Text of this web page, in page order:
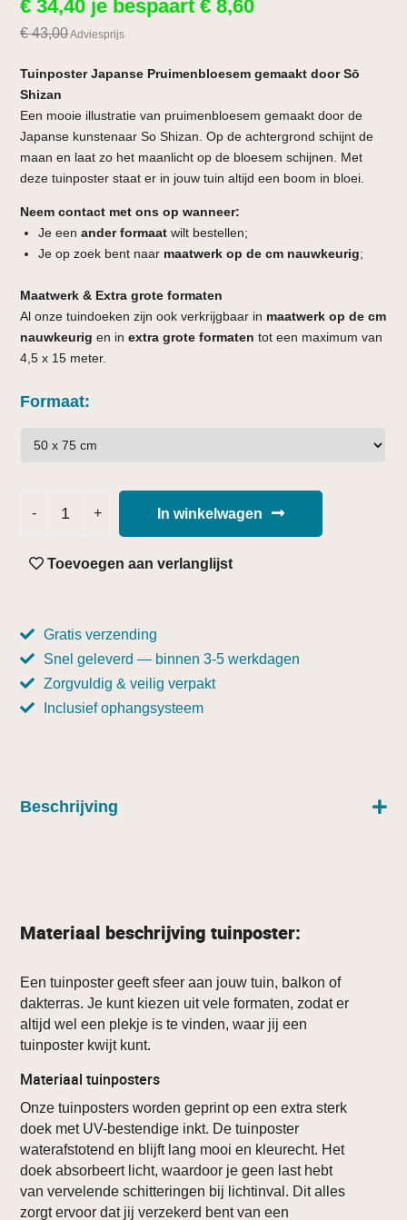
€ 34,40 je bespaart€ 8,60
€43,00Adviesprijs
Tuinposter Japanse Pruimenbloesem gemaakt door Sō
Shizan
Een mooie illustratie van pruimenbloesem gemaakt door de
Japanse kunstenaar So Shizan. Op de achtergrond schijnt de
maan en laat zo het maanlicht op de bloesem schijnen. Met
deze tuinposter staat er in jouw tuin altijd een boom in bloei.
Neem contact met ons op wanneer:
Je eenander formaat wilt bestellen;
Je op zoek bent naar maatwerk op de cm nauwkeurig;
Maatwerk & Extra grote formaten
Al onze tuindoeken zijn ook verkrijgbaar in maatwerk op de cm
nauwkeurig en inextra grote formatentot een maximum van
4,5 x 15 meter.
Formaat
In winkelwagen
Toevoegen aan verlanglijst
Gratis verzending
Snel geleverd — binnen 3-5 werkdagen
Zorgvuldig & veilig verpakt
Inclusief ophangsysteem
Beschrijving
Materiaal beschrijving tuinposter:
Een tuinposter geeft sfeer aan jouw tuin, balkon of
dakterras. Je kunt kiezen uit vele formaten, zodat er
altijd wel een plekje is te vinden, waar jij een
tuinposter kwijt kunt.
Materiaal tuinposters
Onze tuinposters worden geprint op een extra sterk
doek met UV-bestendige inkt. De tuinposter
waterafstotend en blijft lang mooi en kleurecht. Het
doek absorbeert licht, waardoor je geen last hebt
van vervelende schitteringen bij lichtinval. Dit alles
zorgt ervoor dat jij verzekerd bent van een